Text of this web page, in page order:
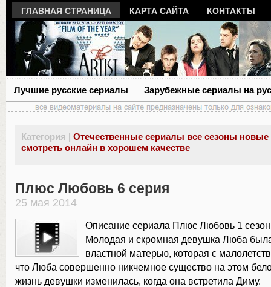
ГЛАВНАЯ СТРАНИЦА КАРТА САЙТА КОНТАКТЫ
Лучшие русские сериалы Зарубежные сериалы на
Категория | Отечественные сериалы все сезоны
смотреть онлайн в хорошем качестве
Плюс Любовь 6 серия
25 мая 2014
Описание сериала Плюс Любовь 1
Молодая и скромная девушка Люба
властной матерью, которая с
что Люба совершенно никчемное существо на этом
жизнь девушки изменилась, когда она встретила Диму.